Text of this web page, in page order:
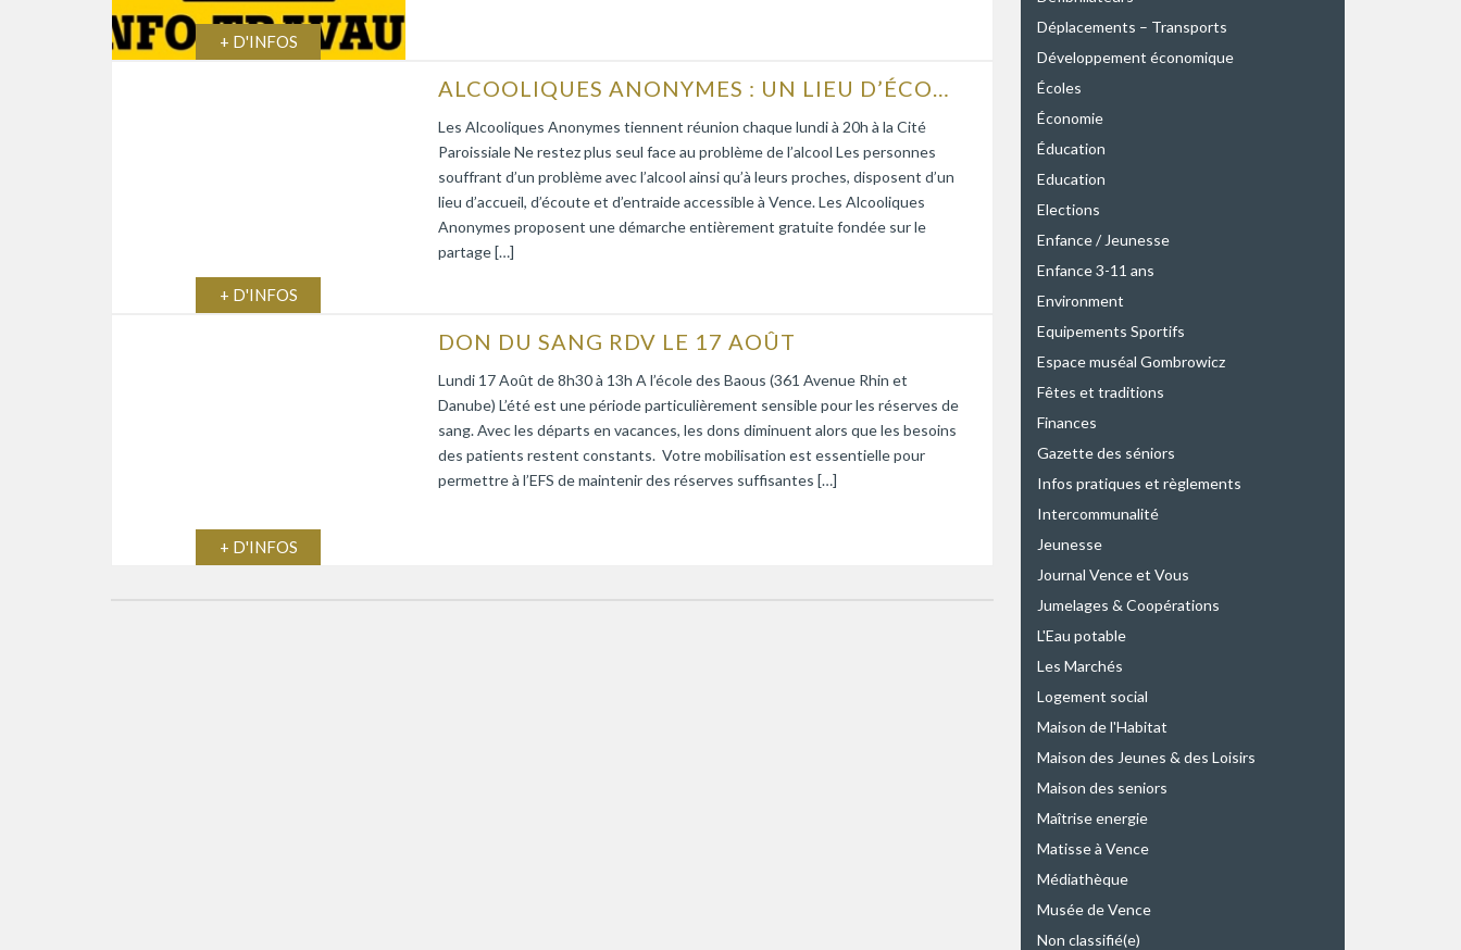
+ D'INFOS
+ D'INFOS
ALCOOLIQUES ANONYMES : UN LIEU D’ÉCOUTE ET D’ENTRAIDE
Les Alcooliques Anonymes tiennent réunion chaque lundi à 20h à la Cité
Paroissiale Ne restez plus seul face au problème de l’alcool Les personnes
souffrant d’un problème avec l’alcool ainsi qu’à leurs proches, disposent d’un
lieu d’accueil, d’écoute et d’entraide accessible à Vence. Les Alcooliques
Anonymes proposent une démarche entièrement gratuite fondée sur le
partage […]
+ D'INFOS
DON DU SANG RDV LE 17 AOÛT
Lundi 17 Août de 8h30 à 13h A l’école des Baous (361 Avenue Rhin et
Danube) L’été est une période particulièrement sensible pour les réserves de
sang. Avec les départs en vacances, les dons diminuent alors que les besoins
des patients restent constants. Votre mobilisation est essentielle pour
permettre à l’EFS de maintenir des réserves suffisantes […]
Déplacements – Transports
Développement économique
Écoles
Économie
Éducation
Education
Elections
Enfance / Jeunesse
Enfance 3-11 ans
Environment
Equipements Sportifs
Espace muséal Gombrowicz
Fêtes et traditions
Finances
Gazette des séniors
Infos pratiques et règlements
Intercommunalité
Jeunesse
Journal Vence et Vous
Jumelages & Coopérations
L'Eau potable
Les Marchés
Logement social
Maison de l'Habitat
Maison des Jeunes & des Loisirs
Maison des seniors
Maîtrise energie
Matisse à Vence
Médiathèque
Musée de Vence
Non classifié(e)